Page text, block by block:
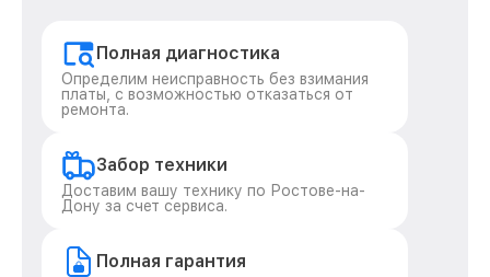
Полная диагностика
Определим неисправность без взимания
платы, с возможностью отказаться от
ремонта.
Забор техники
Доставим вашу технику по Ростове-на-
Дону за счет сервиса.
Полная гарантия